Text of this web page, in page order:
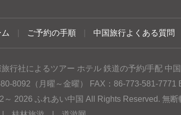
ご予約の手順 中国旅行よくある質問
行社によるツアー ホテル 鉄道の予約/手配 中
8092（月曜～金曜） FAX：86-773-581-7771
～ 2026 ふれあい中国 All Rights Reserved. 無断